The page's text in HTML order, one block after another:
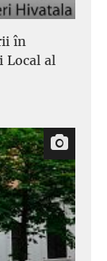
în
Local al